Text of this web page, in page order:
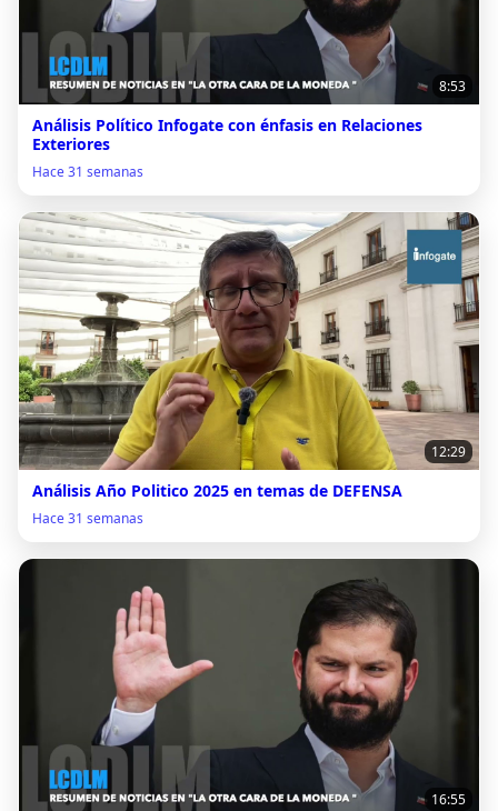
8:53
Análisis Político Infogate con énfasis en Relaciones
Exteriores
Hace 31 semanas
12:29
Análisis Año Politico 2025 en temas de DEFENSA
Hace 31 semanas
16:55